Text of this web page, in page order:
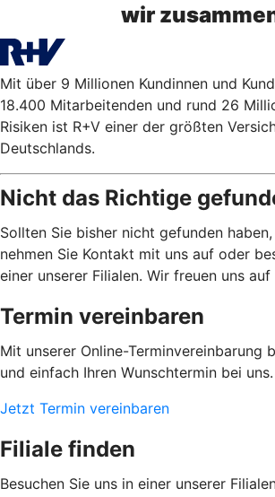
wir
Mit über 9 Millionen Kundinnen und
18.400 Mitarbeitenden und rund 26
Risiken ist R+V einer der größten
Deutschlands.
Nicht das Richtige
Sollten Sie bisher nicht gefunden
nehmen Sie Kontakt mit uns auf oder
einer unserer Filialen. Wir freuen uns auf
Termin vereinbaren
Mit unserer Online-Terminvereinbarung
und einfach Ihren Wunschtermin bei uns.
Jetzt Termin vereinbaren
Filiale finden
Besuchen Sie uns in einer unserer